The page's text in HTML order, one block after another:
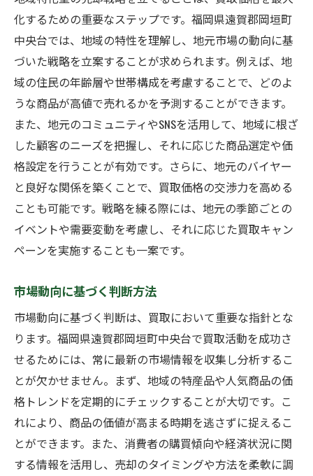
化するための重要なステップです。福岡県遠賀郡岡垣町
中央台では、地域の特性を理解し、地元市場の動向に基
づいた戦略を立案することが求められます。例えば、地
域の住民の年齢層や世帯構成を考慮することで、どのよ
うな商品が高値で売れるかを予測することができます。
また、地元のコミュニティやSNSを活用して、地域に根ざ
した顧客のニーズを把握し、それに応じた商品選定や価
格設定を行うことが有効です。さらに、地元のバイヤー
と良好な関係を築くことで、買取価格の交渉力を高める
ことも可能です。戦略を練る際には、地元の季節ごとの
イベントや需要変動を考慮し、それに応じた買取キャン
ペーンを実施することも一案です。
市場動向に基づく判断方法
市場動向に基づく判断は、買取において重要な指針とな
ります。福岡県遠賀郡岡垣町中央台で買取活動を成功さ
せるためには、常に最新の市場情報を収集し分析するこ
とが欠かせません。まず、地域の特産品や人気商品の価
格トレンドを定期的にチェックすることが大切です。こ
れにより、商品の価値が高まる時期を逃さずに捉えるこ
とができます。また、消費者の購買傾向や経済状況に関
する情報を活用し、売却のタイミングや方法を柔軟に調